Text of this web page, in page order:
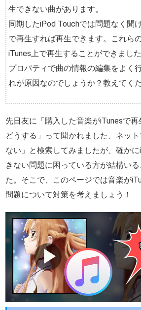
生できない曲があります。
同期したiPod Touchでは問題なく聞
で再生すれば再生できます。これら
iTunes上で再生することができました
プロパティで曲の情報の編集をよく
れが原因なのでしょうか？教えてく
先日友に「購入した音楽がiTunesで再
どうする」って聞かれました、ネッ
ない」と検索してみましたが、確か
きない問題に困っている方が結構い
た。そこで、このページでは音楽が
問題について対策を考えましょう！